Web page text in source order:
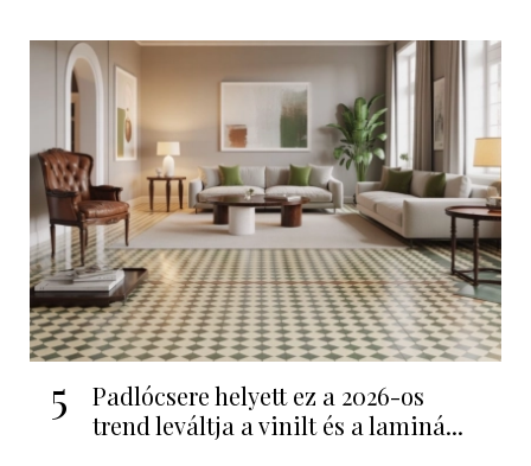
5
Padlócsere helyett ez a 2026-os
trend leváltja a vinilt és a laminá...